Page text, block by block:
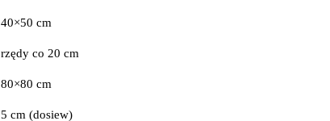
40×50 cm
rzędy co 20 cm
80×80 cm
5 cm (dosiew)